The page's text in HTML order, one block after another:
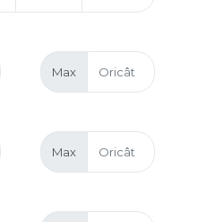
Max
Max